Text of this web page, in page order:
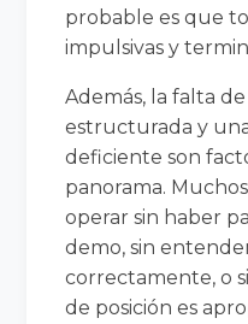
probable es que
impulsivas y
Además, la falta
estructurada y
deficiente son
panorama.
operar sin haber
demo, sin
correctamente, o
de posición es